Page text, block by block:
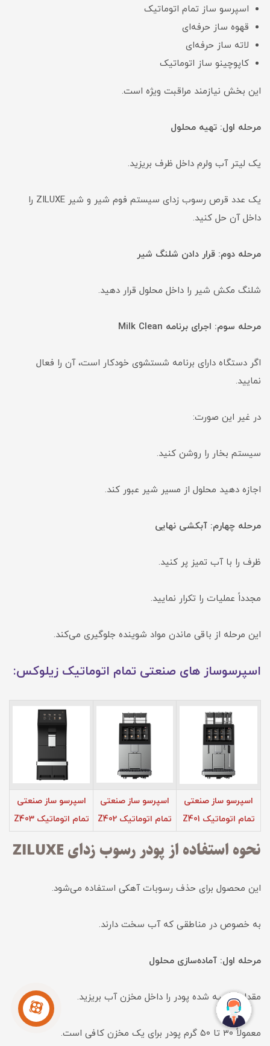
اسپرسو ساز تمام اتوماتیک
قهوه ساز حرفه‌ای
لاته ساز حرفه‌ای
کاپوچینو ساز اتوماتیک
این بخش نیازمند مراقبت ویژه است.
مرحله اول: تهیه محلول
یک لیتر آب ولرم داخل ظرف بریزید.
یک عدد قرص رسوب زدای سیستم فوم شیر و شیر ZILUXE را
داخل آن حل کنید.
مرحله دوم: قرار دادن شلنگ شیر
شلنگ مکش شیر را داخل محلول قرار دهید.
مرحله سوم: اجرای برنامه Milk Clean
اگر دستگاه دارای برنامه شستشوی خودکار است، آن را فعال
نمایید.
در غیر این صورت:
سیستم بخار را روشن کنید.
اجازه دهید محلول از مسیر شیر عبور کند.
مرحله چهارم: آبکشی نهایی
ظرف را با آب تمیز پر کنید.
مجدداً عملیات را تکرار نمایید.
این مرحله از باقی ماندن مواد شوینده جلوگیری می‌کند.
اسپرسوساز های صنعتی تمام اتوماتیک زیلوکس:
اسپرسو ساز صنعتی
تمام اتوماتیک Z401
اسپرسو ساز صنعتی
تمام اتوماتیک Z402
اسپرسو ساز صنعتی
تمام اتوماتیک Z403
نحوه استفاده از پودر رسوب زدای ZILUXE
این محصول برای حذف رسوبات آهکی استفاده می‌شود.
به خصوص در مناطقی که آب سخت دارند.
مرحله اول: آماده‌سازی محلول
مقدار توصیه شده پودر را داخل مخزن آب بریزید.
معمولاً ۳۰ تا ۵۰ گرم پودر برای یک مخزن کافی است.